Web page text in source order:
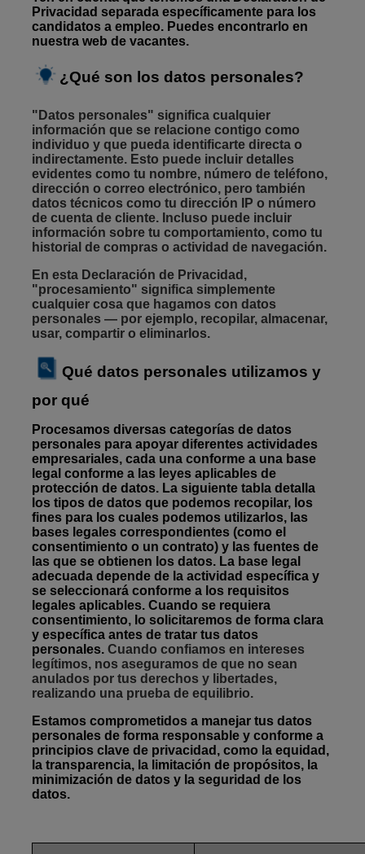
Privacidad separada específicamente para los
candidatos a empleo. Puedes encontrarlo en
nuestra web de vacantes.
¿Qué son los datos personales?
"Datos personales" significa cualquier
información que se relacione contigo como
individuo y que pueda identificarte directa o
indirectamente. Esto puede incluir detalles
evidentes como tu nombre, número de teléfono,
dirección o correo electrónico, pero también
datos técnicos como tu dirección IP o número
de cuenta de cliente. Incluso puede incluir
información sobre tu comportamiento, como tu
historial de compras o actividad de navegación.
En esta Declaración de Privacidad,
"procesamiento" significa simplemente
cualquier cosa que hagamos con datos
personales — por ejemplo, recopilar, almacenar,
usar, compartir o eliminarlos.
Qué datos personales utilizamos y
por qué
Procesamos diversas categorías de datos
personales para apoyar diferentes actividades
empresariales, cada una conforme a una base
legal conforme a las leyes aplicables de
protección de datos. La siguiente tabla detalla
los tipos de datos que podemos recopilar, los
fines para los cuales podemos utilizarlos, las
bases legales correspondientes (como el
consentimiento o un contrato) y las fuentes de
las que se obtienen los datos. La base legal
adecuada depende de la actividad específica y
se seleccionará conforme a los requisitos
legales aplicables. Cuando se requiera
consentimiento, lo solicitaremos de forma clara
y específica antes de tratar tus datos
personales. Cuando confiamos en intereses
legítimos, nos aseguramos de que no sean
anulados por tus derechos y libertades,
realizando una prueba de equilibrio.
Estamos comprometidos a manejar tus datos
personales de forma responsable y conforme a
principios clave de privacidad, como la equidad,
la transparencia, la limitación de propósitos, la
minimización de datos y la seguridad de los
datos.